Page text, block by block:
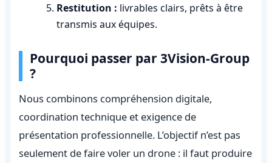
Restitution : livrables clairs, prêts à être
transmis aux équipes.
Pourquoi passer par 3Vision-Group
?
Nous combinons compréhension digitale,
coordination technique et exigence de
présentation professionnelle. L’objectif n’est pas
seulement de faire voler un drone : il faut produire